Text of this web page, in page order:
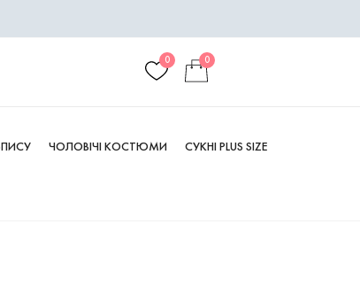
0 0
ЧОЛОВІЧІ КОСТЮМИ СУКНІ PLUS SIZE